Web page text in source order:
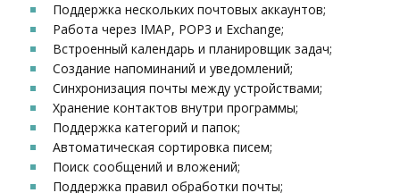
Поддержка нескольких почтовых аккаунтов;
Работа через IMAP, POP3 и Exchange;
Встроенный календарь и планировщик задач;
Создание напоминаний и уведомлений;
Синхронизация почты между устройствами;
Хранение контактов внутри программы;
Поддержка категорий и папок;
Автоматическая сортировка писем;
Поиск сообщений и вложений;
Поддержка правил обработки почты;